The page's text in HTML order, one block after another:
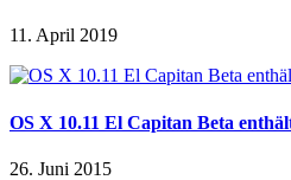
11. April 2019
OS X 10.11 El Capitan Beta
26. Juni 2015